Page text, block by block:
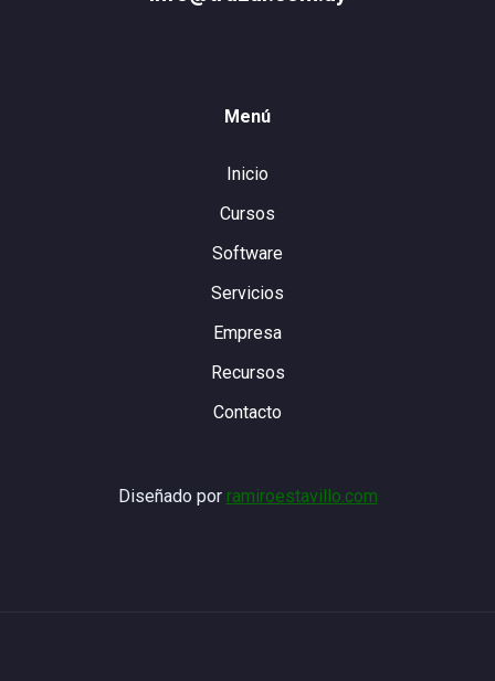
Menú
Inicio
Cursos
Software
Servicios
Empresa
Recursos
Contacto
Diseñado por ramiroestavillo.com